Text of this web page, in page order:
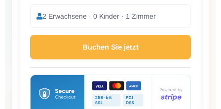
2 Erwachsene · 0 Kinder · 1 Zimmer
Buchen Sie jetzt